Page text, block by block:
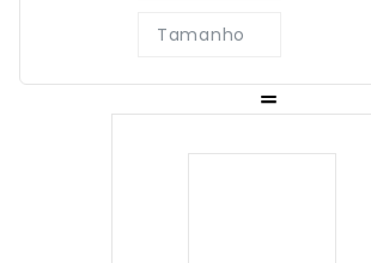
Tamanho